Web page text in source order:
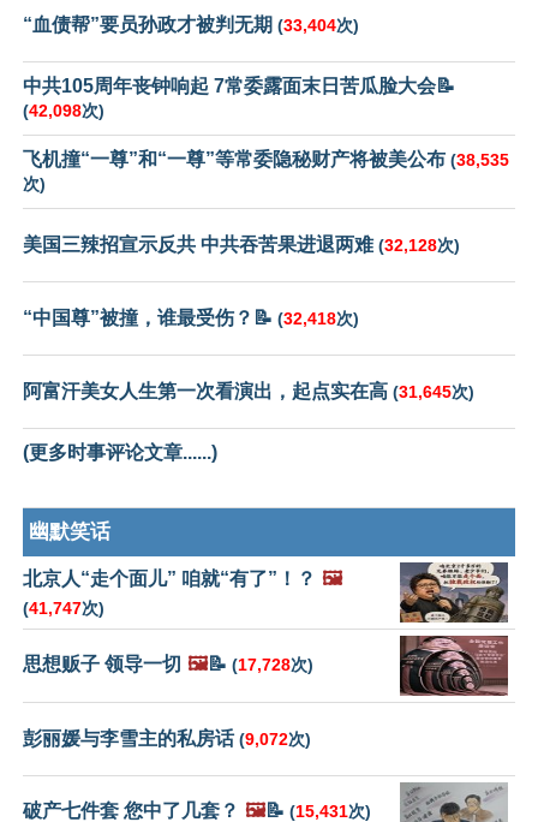
“血债帮”要员孙政才被判无期 (33,404次)
中共105周年丧钟响起 7常委露面末日苦瓜脸大会📝
(42,098次)
飞机撞“一尊”和“一尊”等常委隐秘财产将被美公布 (38,535
次)
美国三辣招宣示反共 中共吞苦果进退两难(32,128次)
“中国尊”被撞，谁最受伤？📝 (32,418次)
阿富汗美女人生第一次看演出，起点实在高 (31,645次)
(更多时事评论文章......)
幽默笑话
北京人“走个面儿” 咱就“有了”！？ 🖼️
(41,747次)
思想贩子 领导一切 🖼️📝 (17,728次)
彭丽媛与李雪主的私房话(9,072次)
破产七件套 您中了几套？ 🖼️📝 (15,431次)